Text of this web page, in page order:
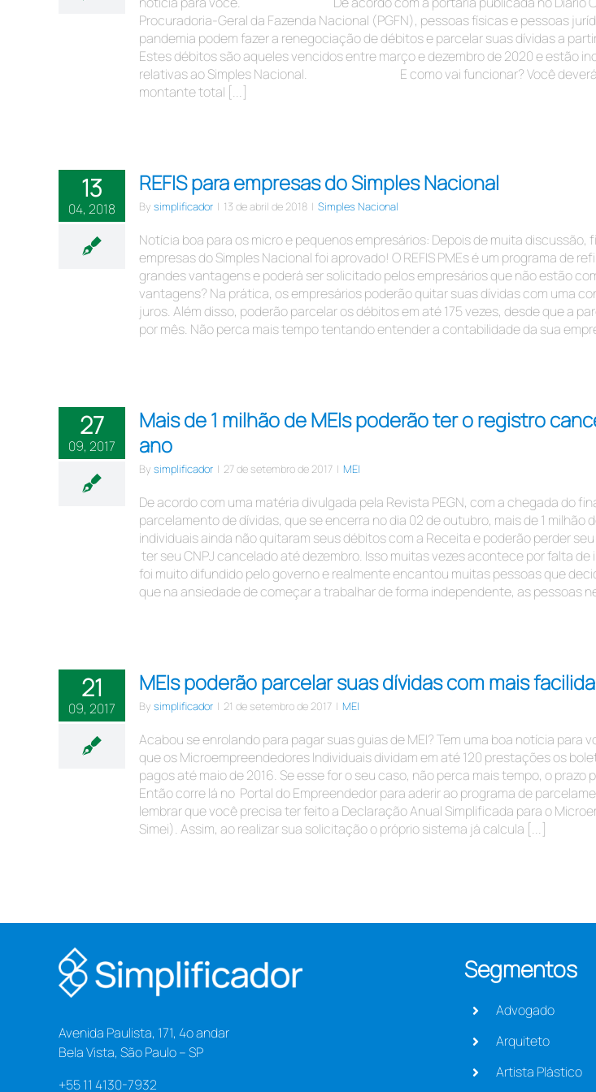
Procuradoria-Geral da Fazenda Nacional (PGFN), pessoas físicas e pessoas
pandemia podem fazer a renegociação de débitos e parcelar suas dívidas a
Estes débitos são aqueles vencidos entre março e dezembro de 2020 e estão
relativas ao Simples Nacional. ⠀⠀⠀⠀⠀⠀⠀⠀⠀ E como vai funcionar? Você
montante total [...]
13
04, 2018
REFIS para empresas do Simples Nacional
By simplificador | 13 de abril de 2018 | Simples Nacional
Notícia boa para os micro e pequenos empresários: Depois de muita discussão,
empresas do Simples Nacional foi aprovado! O REFIS PMEs é um programa de
grandes vantagens e poderá ser solicitado pelos empresários que não estão
vantagens? Na prática, os empresários poderão quitar suas dívidas com uma
juros. Além disso, poderão parcelar os débitos em até 175 vezes, desde que a
por mês. Não perca mais tempo tentando entender a contabilidade da sua
27
09, 2017
Mais de 1 milhão de MEIs poderão ter o registro
ano
By simplificador | 27 de setembro de 2017 | MEI
De acordo com uma matéria divulgada pela Revista PEGN, com a chegada do
parcelamento de dívidas, que se encerra no dia 02 de outubro, mais de 1 milhão
individuais ainda não quitaram seus débitos com a Receita e poderão perder
ter seu CNPJ cancelado até dezembro. Isso muitas vezes acontece por falta de
foi muito difundido pelo governo e realmente encantou muitas pessoas que
que na ansiedade de começar a trabalhar de forma independente, as pessoas
21
09, 2017
MEIs poderão parcelar suas dívidas com mais
By simplificador | 21 de setembro de 2017 | MEI
Acabou se enrolando para pagar suas guias de MEI? Tem uma boa notícia para
que os Microempreendedores Individuais dividam em até 120 prestações os
pagos até maio de 2016. Se esse for o seu caso, não perca mais tempo, o prazo
Então corre lá no Portal do Empreendedor para aderir ao programa de
lembrar que você precisa ter feito a Declaração Anual Simplificada para o
Simei). Assim, ao realizar sua solicitação o próprio sistema já calcula [...]
Avenida Paulista, 171, 4º andar
Bela Vista, São Paulo – SP
+55 11 4130-7932
Segmentos
Advogado
Arquiteto
Artista Plástico